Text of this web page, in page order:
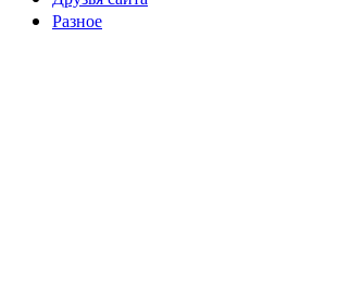
Разное